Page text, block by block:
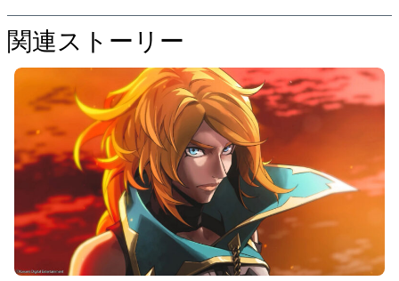
関連ストーリー
た
め
の
"
モ
ン
ス